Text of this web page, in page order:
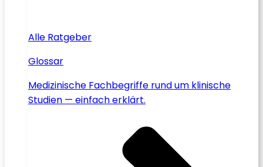
Alle Ratgeber
Glossar
Medizinische Fachbegriffe rund um klinische
Studien — einfach erklärt.